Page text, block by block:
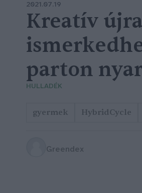
2021.07.19
Kreatív
parton
HULLADÉK
gyermek HybridCycle
Greendex